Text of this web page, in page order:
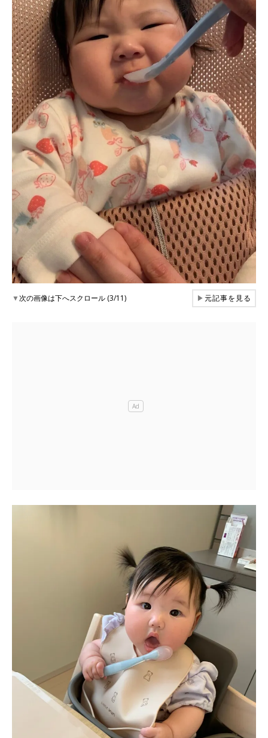
▼次の画像は下へスクロール (3/11) ▶元記事を見る